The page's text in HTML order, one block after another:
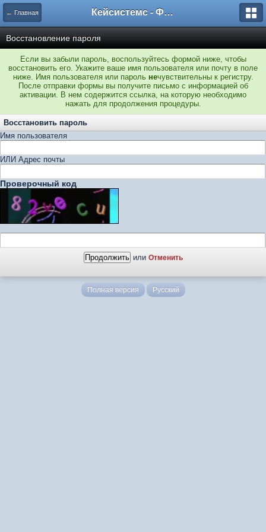
← Главная Кейсистемс - Форумы
Восстановление пароля
Если вы забыли пароль, воспользуйтесь формой ниже, чтобы
восстановить его. Укажите ваше имя пользователя или почту в поле
ниже. Имя пользователя или пароль нечувствительны к регистру.
После отправки формы вы получите письмо с информацией об
активации. В нем содержится ссылка, на которую необходимо
нажать для продолжения процедуры.
Восстановить пароль
Имя пользователя
ИЛИ Адрес почты
Проверочный код
или Отменить
Полная версия Русский